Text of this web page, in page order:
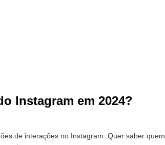
Instagram em 2024?
de interações no Instagram. Quer saber quem